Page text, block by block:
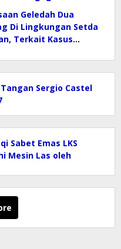
Geledah Dua
Di Lingkungan Setda
Terkait Kasus
Sergio Castel
Sabet Emas LKS
Mesin Las oleh